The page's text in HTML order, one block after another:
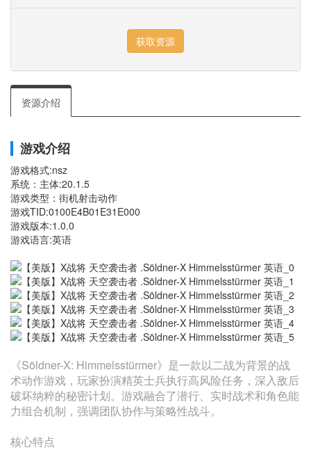
资源介绍
游戏介绍
游戏格式:nsz
系统：主体:20.1.5
游戏类型：街机射击动作
游戏TID:0100E4B01E31E000
游戏版本:1.0.0
游戏语言:英语
《Söldner-X: Himmelsstürmer》是一款以二战为背景的战
术动作游戏，玩家扮演精英士兵执行高风险任务，深入敌后
破坏纳粹的秘密计划‌。游戏融合了潜行、实时战术和角色能
力组合机制，强调团队协作与策略性战斗‌。
核心特点